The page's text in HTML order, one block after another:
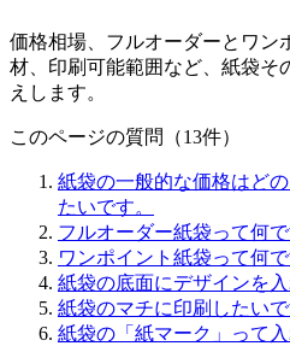
価格相場、フルオーダーとワン
材、印刷可能範囲など、紙袋そ
えします。
このページの質問（13件）
紙袋の一般的な価格はど
たいです。
フルオーダー紙袋って何で
ワンポイント紙袋って何で
紙袋の底面にデザインを
紙袋のマチに印刷したい
紙袋の「紙マーク」って